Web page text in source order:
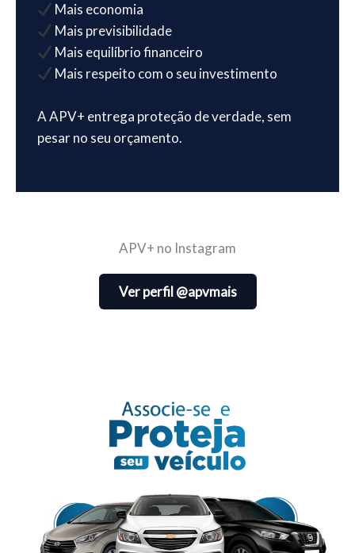
Mais economia
Mais previsibilidade
Mais equilíbrio financeiro
Mais respeito com o seu investimento
A APV+ entrega proteção de verdade, sem
pesar no seu orçamento.
APV+ no Instagram
Ver perfil @apvmais